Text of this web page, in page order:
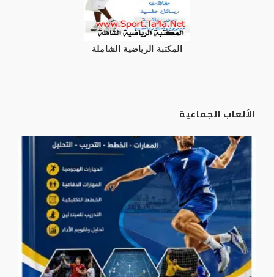
المكتبة الرياضية الشاملة
الألعاب الجماعية